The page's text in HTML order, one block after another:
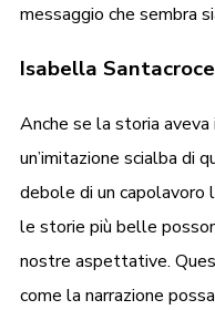
messaggio che sembra
Isabella
Anche se la storia
un’imitazione scialba di
debole di un capolavoro
le storie più belle
nostre aspettative.
come la narrazione